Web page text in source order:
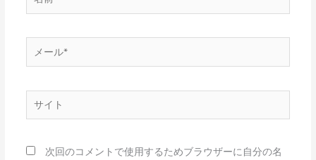
前
ー
イ
次回のコメントで使用するためブラウザーに自分の名